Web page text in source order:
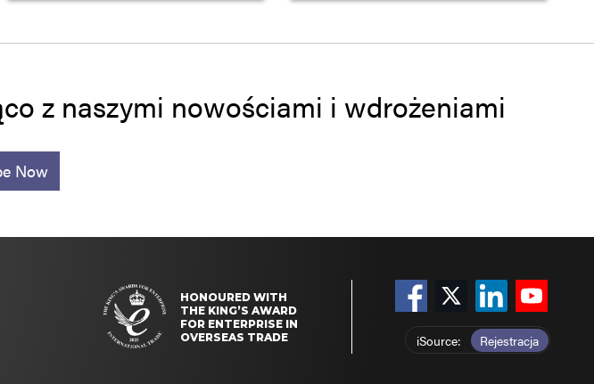
z naszymi nowościami i wdrożeniami
Now
HONOURED WITH
THE KING’S AWARD
FOR ENTERPRISE IN
OVERSEAS TRADE
iSource Rejestracja